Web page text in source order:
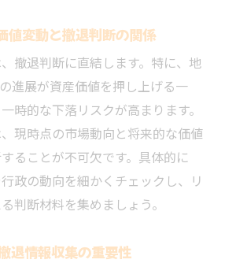
の法的トラブル回避のコツ
による解除権サポート体制とは
退に伴う契約解除の最新事情
ラ整備が撤退判断に与える意味
が不動産撤退に及ぼす影響
備による資産価値変動を解説
視すべき再開発エリアの特徴
連開発の動向と撤退リスク
値変動と撤退判断の関係
撤退判断に直結します。特に、地
進展が資産価値を押し上げる一
時的な下落リスクが高まります。
現時点の市場動向と将来的な価値
ることが不可欠です。具体的に
政の動向を細かくチェックし、リ
判断材料を集めましょう。
退情報収集の重要性